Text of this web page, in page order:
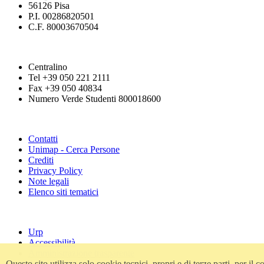
56126 Pisa
P.I. 00286820501
C.F. 80003670504
Centralino
Tel +39 050 221 2111
Fax +39 050 40834
Numero Verde Studenti 800018600
Contatti
Unimap - Cerca Persone
Crediti
Privacy Policy
Note legali
Elenco siti tematici
Urp
Accessibilità